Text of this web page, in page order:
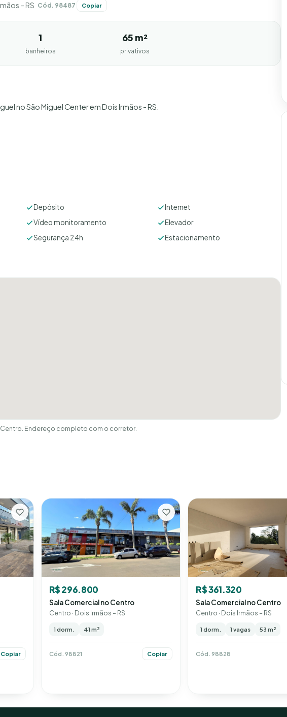
– RS Cód. 98487 Copiar
1
banheiros
65 m²
privativos
no São Miguel Center em Dois Irmãos - RS.
Depósito
Internet
Vídeo monitoramento
Elevador
Segurança 24h Estacionamento
Endereço completo com o corretor.
Copiar
R$ 296.800
Sala Comercial no Centro
Centro · Dois Irmãos – RS
1 dorm. 41 m²
Cód. 98821 Copiar
R$ 361.320
Sala Comercial no Centro
Centro · Dois Irmãos – RS
1 dorm. 1 vagas 53 m²
Cód. 98828